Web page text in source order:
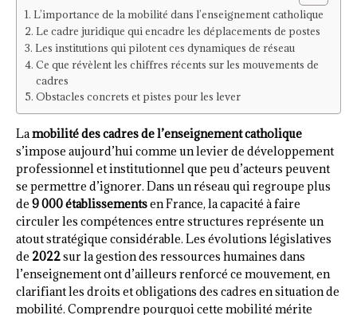
L’importance de la mobilité dans l’enseignement catholique
Le cadre juridique qui encadre les déplacements de postes
Les institutions qui pilotent ces dynamiques de réseau
Ce que révèlent les chiffres récents sur les mouvements de
cadres
Obstacles concrets et pistes pour les lever
Lamobilité des cadres de l’enseignement catholique
s’impose aujourd’hui comme un levier de développement
professionnel et institutionnel que peu d’acteurs peuvent
se permettre d’ignorer. Dans un réseau qui regroupe plus
de 9 000 établissementsen France, la capacité à faire
circuler les compétences entre structures représente un
atout stratégique considérable. Les évolutions législatives
de 2022sur la gestion des ressources humaines dans
l’enseignement ont d’ailleurs renforcé ce mouvement, en
clarifiant les droits et obligations des cadres en situation de
mobilité. Comprendre pourquoi cette mobilité mérite